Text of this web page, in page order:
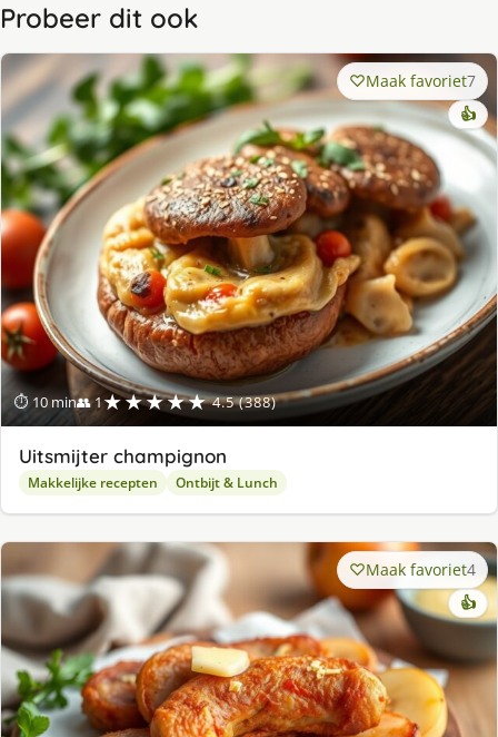
Probeer dit ook
⏱ 10 min👥 1★★★★★ 4.5 (388)
Maak favoriet7
👍
Uitsmijter champignon
Makkelijke recepten Ontbijt & Lunch
Maak favoriet4
👍